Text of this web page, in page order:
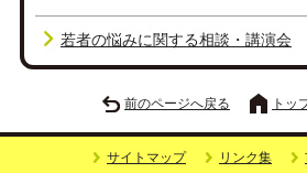
若者の悩みに関する相談・講演会
前のページへ戻る トッ
サイトマップ リンク集